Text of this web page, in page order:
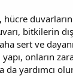
bitkilerin
sert ve
onların
da yardımcı